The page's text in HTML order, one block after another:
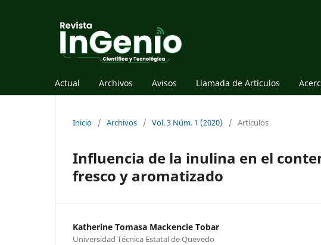
Actual Archivos Avisos Llamada de Artículos
Inicio / Archivos / Vol. 3 Núm. 1 (2020) / Artículos
Influencia de la inulina en el
fresco y aromatizado
Katherine Tomasa Mackencie Tobar
Universidad Técnica Estatal de Quevedo